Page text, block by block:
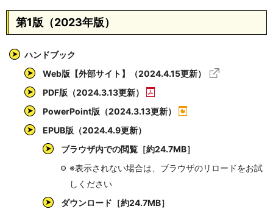
第1版（2023年版）
ハンドブック
Web版【外部サイト】（2024.4.15更新）
PDF版（2024.3.13更新）
PowerPoint版（2024.3.13更新）
EPUB版（2024.4.9更新）
ブラウザ内での閲覧［約24.7MB］
※表示されない場合は、ブラウザのリロードをお試
しください
ダウンロード［約24.7MB］